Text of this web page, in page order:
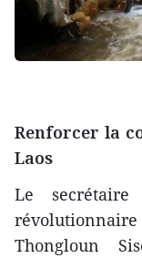
Renforcer la
Laos
Le
révolutionnaire
Thongloun